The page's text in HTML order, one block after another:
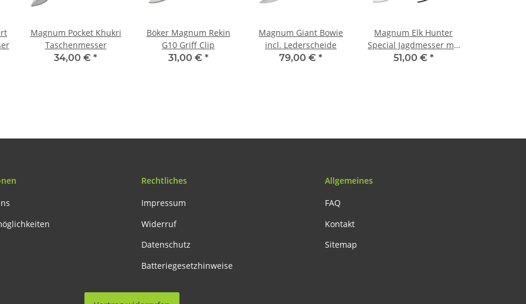
Magnum Pocket Khukri
Taschenmesser
34,00 € *
Böker Magnum Rekin
G10 Griff Clip
31,00 € *
Magnum Giant Bowie
incl. Lederscheide
79,00 € *
Magnum Elk Hunter
Special Jagdmesser mit
Lederscheide
51,00 € *
Rechtliches
Impressum
Widerruf
Datenschutz
Batteriegesetzhinweise
Allgemeines
FAQ
Kontakt
Sitemap